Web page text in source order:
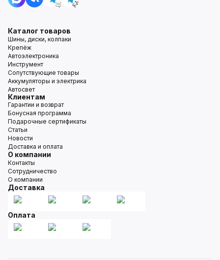
Каталог товаров
Шины, диски, колпаки
Крепёж
Автоэлектроника
Инструмент
Сопутствующие товары
Аккумуляторы и электрика
Автосвет
Клиентам
Гарантии и возврат
Бонусная программа
Подарочные сертификаты
Статьи
Новости
Доставка и оплата
О компании
Контакты
Сотрудничество
О компании
Доставка
Оплата